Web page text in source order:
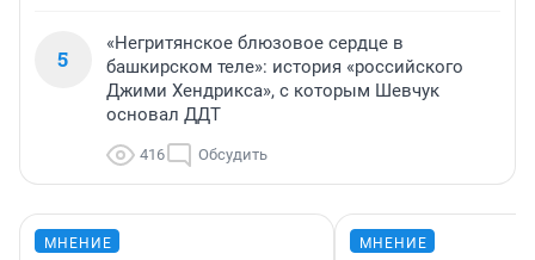
5
«Негритянское блюзовое сердце в
башкирском теле»: история «российского
Джими Хендрикса», с которым Шевчук
основал ДДТ
416 Обсудить
МНЕНИЕ МНЕНИЕ